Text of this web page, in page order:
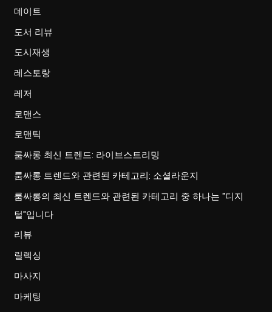
데이트
도서 리뷰
도시재생
레스토랑
레저
로맨스
로맨틱
룸싸롱 최신 트렌드: 라이브스트리밍
룸싸롱 트렌드와 관련된 카테고리: 소셜라운지
룸싸롱의 최신 트렌드와 관련된 카테고리 중 하나는 "디지
털"입니다
리뷰
릴렉싱
마사지
마케팅